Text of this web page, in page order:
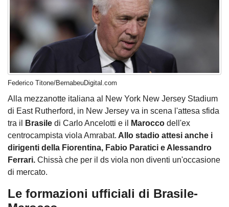
Federico Titone/BernabeuDigital.com
Alla mezzanotte italiana al New York New Jersey Stadium
di East Rutherford, in New Jersey va in scena l'attesa sfida
tra il
Brasile di Carlo Ancelotti e il Marocco dell'ex
centrocampista viola Amrabat. Allo stadio attesi anche i
dirigenti della Fiorentina, Fabio Paratici e Alessandro
Ferrari. Chissà che per il ds viola non diventi un'occasione
di mercato.
Le formazioni ufficiali di Brasile-